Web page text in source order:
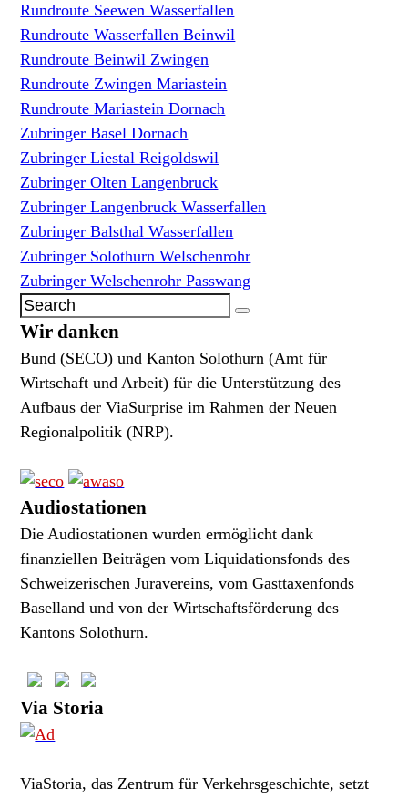
Rundroute Seewen Wasserfallen
Rundroute Wasserfallen Beinwil
Rundroute Beinwil Zwingen
Rundroute Zwingen Mariastein
Rundroute Mariastein Dornach
Zubringer Basel Dornach
Zubringer Liestal Reigoldswil
Zubringer Olten Langenbruck
Zubringer Langenbruck Wasserfallen
Zubringer Balsthal Wasserfallen
Zubringer Solothurn Welschenrohr
Zubringer Welschenrohr Passwang
Wir danken
Bund (SECO) und Kanton Solothurn (Amt für
Wirtschaft und Arbeit) für die Unterstützung des
Aufbaus der ViaSurprise im Rahmen der Neuen
Regionalpolitik (NRP).
Audiostationen
Die Audiostationen wurden ermöglicht dank
finanziellen Beiträgen vom Liquidationsfonds des
Schweizerischen Juravereins, vom Gasttaxenfonds
Baselland und von der Wirtschaftsförderung des
Kantons Solothurn.
Via Storia
ViaStoria, das Zentrum für Verkehrsgeschichte, setzt